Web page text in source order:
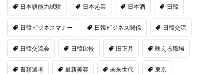
日本語能力試験 日本起業 日本酒 日韓
日韓ビジネスマナー 日韓ビジネス関係 日韓交流
日韓交流会 日韓比較 旧正月 映える職場
書類選考 最新美容 未来世代 東京